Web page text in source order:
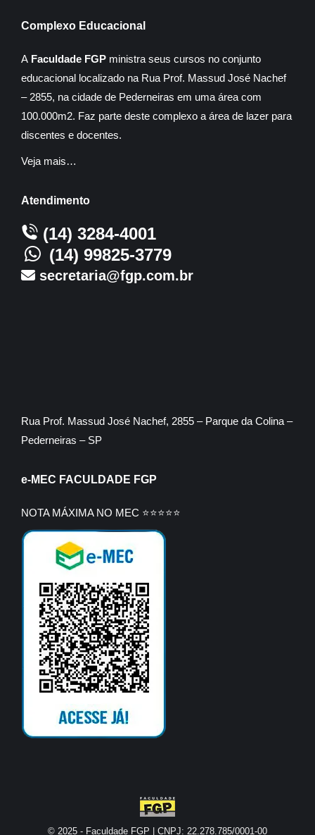
Complexo Educacional
A Faculdade FGP ministra seus cursos no conjunto
educacional localizado na Rua Prof. Massud José Nachef
– 2855, na cidade de Pederneiras em uma área com
100.000m2. Faz parte deste complexo a área de lazer para
discentes e docentes.
Veja mais…
Atendimento
(14) 3284-4001
(14) 99825-3779
secretaria@fgp.com.br
Rua Prof. Massud José Nachef, 2855 – Parque da Colina –
Pederneiras – SP
e-MEC FACULDADE FGP
NOTA MÁXIMA NO MEC ⭐⭐⭐⭐⭐
© 2025 - Faculdade FGP | CNPJ: 22.278.785/0001-00